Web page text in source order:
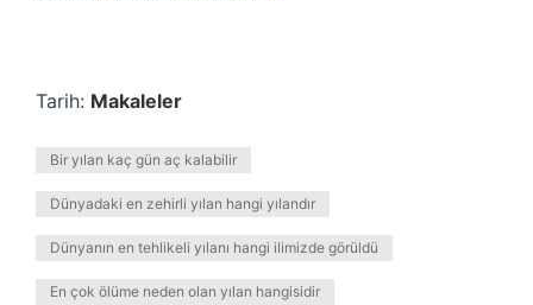
Tarih: Makaleler
Bir yılan kaç gün aç kalabilir
Dünyadaki en zehirli yılan hangi yılandır
Dünyanın en tehlikeli yılanı hangi ilimizde görüldü
En çok ölüme neden olan yılan hangisidir